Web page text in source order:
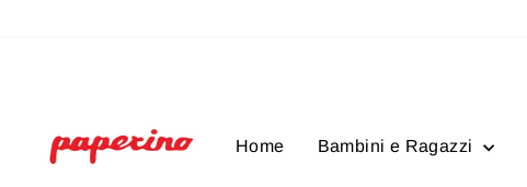
Home Bambini e Ragazzi